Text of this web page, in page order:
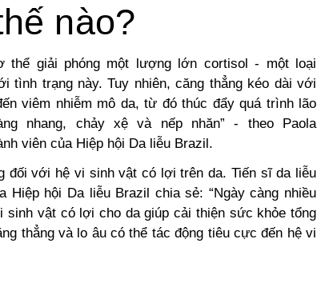
nào?
thể giải phóng một lượng lớn cortisol - một loại
tình trạng này. Tuy nhiên, căng thẳng kéo dài với
viêm nhiễm mô da, từ đó thúc đẩy quá trình lão
nhang, chảy xệ và nếp nhăn” - theo Paola
viên của Hiệp hội Da liễu Brazil.
đối với hệ vi sinh vật có lợi trên da. Tiến sĩ da liễu
Hiệp hội Da liễu Brazil chia sẻ: “Ngày càng nhiều
sinh vật có lợi cho da giúp cải thiện sức khỏe tổng
thẳng và lo âu có thể tác động tiêu cực đến hệ vi